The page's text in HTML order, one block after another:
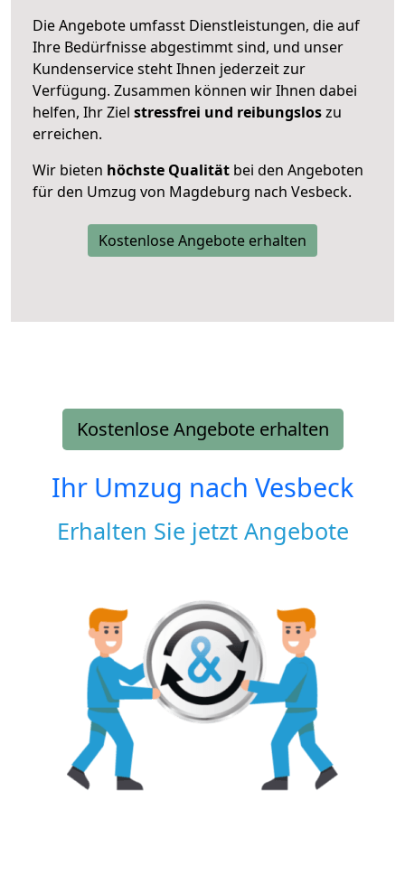
Die Angebote umfasst Dienstleistungen, die auf
Ihre Bedürfnisse abgestimmt sind, und unser
Kundenservice steht Ihnen jederzeit zur
Verfügung. Zusammen können wir Ihnen dabei
helfen, Ihr Ziel stressfrei und reibungsloszu
erreichen.
Wir bieten höchste Qualität bei den Angeboten
für den Umzug von Magdeburg nach Vesbeck.
Kostenlose Angebote erhalten
Kostenlose Angebote erhalten
Ihr Umzug nach Vesbeck
Erhalten Sie jetzt Angebote